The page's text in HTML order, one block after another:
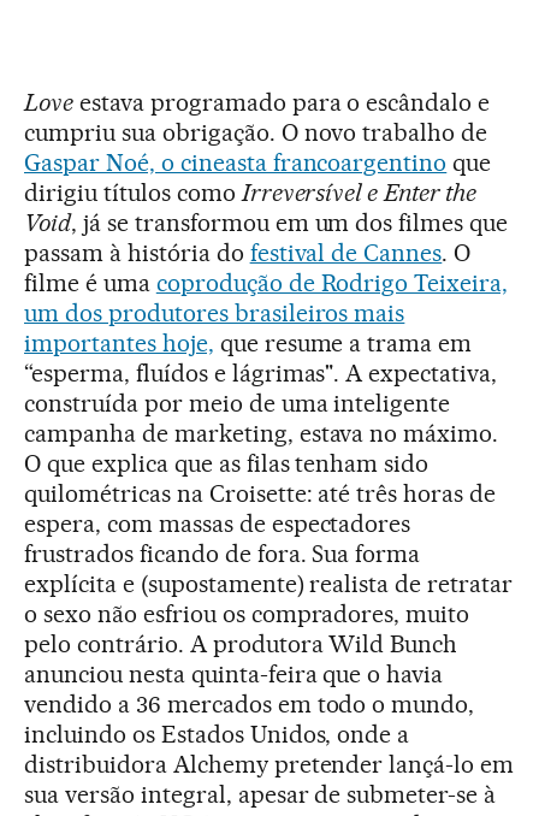
Loveestava programado para o escândalo e
cumpriu sua obrigação. O novo trabalho de
Gaspar Noé, o cineasta francoargentino que
dirigiu títulos como Irreversível e Enter the
Void, já se transformou em um dos filmes que
passam à história do festival de Cannes. O
filme é uma coprodução de Rodrigo Teixeira,
um dos produtores brasileiros mais
importantes hoje, que resume a trama em
“esperma, fluídos e lágrimas". A expectativa,
construída por meio de uma inteligente
campanha de marketing, estava no máximo.
O que explica que as filas tenham sido
quilométricas na Croisette: até três horas de
espera, com massas de espectadores
frustrados ficando de fora. Sua forma
explícita e (supostamente) realista de retratar
o sexo não esfriou os compradores, muito
pelo contrário. A produtora Wild Bunch
anunciou nesta quinta-feira que o havia
vendido a 36 mercados em todo o mundo,
incluindo os Estados Unidos, onde a
distribuidora Alchemy pretender lançá-lo em
sua versão integral, apesar de submeter-se à